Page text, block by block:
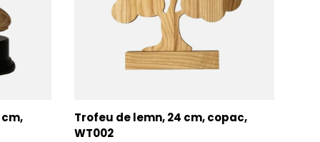
Trofeu de lemn, 24 cm, copac,
WT002